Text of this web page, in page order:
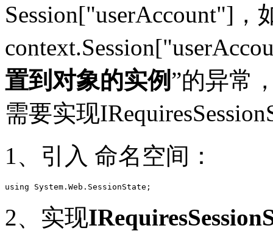
Session["userAccount"]
置到对象的实例”的异常
需要实现
1、引入 命名空间：
using System.Web.SessionState;
2、实现